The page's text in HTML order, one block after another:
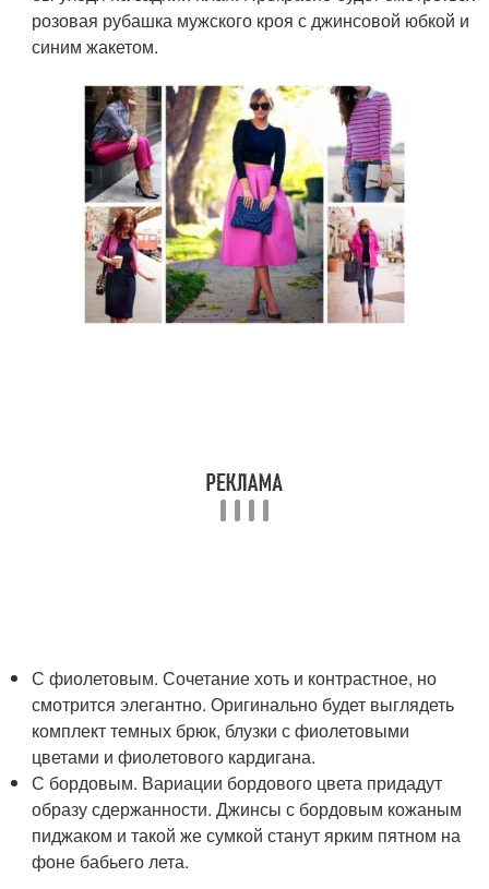
розовая рубашка мужского кроя с джинсовой юбкой и
синим жакетом.
С фиолетовым. Сочетание хоть и контрастное, но
смотрится элегантно. Оригинально будет выглядеть
комплект темных брюк, блузки с фиолетовыми
цветами и фиолетового кардигана.
С бордовым. Вариации бордового цвета придадут
образу сдержанности. Джинсы с бордовым кожаным
пиджаком и такой же сумкой станут ярким пятном на
фоне бабьего лета.